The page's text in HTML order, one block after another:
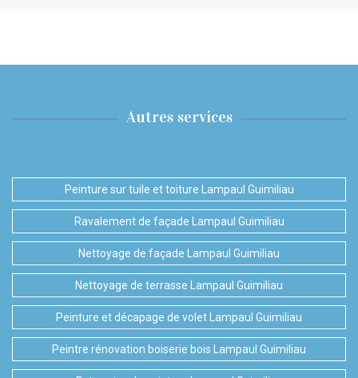
Autres services
Peinture sur tuile et toiture Lampaul Guimiliau
Ravalement de façade Lampaul Guimiliau
Nettoyage de façade Lampaul Guimiliau
Nettoyage de terrasse Lampaul Guimiliau
Peinture et décapage de volet Lampaul Guimiliau
Peintre rénovation boiserie bois Lampaul Guimiliau